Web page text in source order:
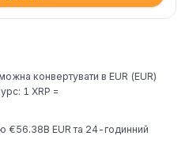
конвертувати в EUR (EUR)
1 XRP =
€56.38B EUR та 24-годинний